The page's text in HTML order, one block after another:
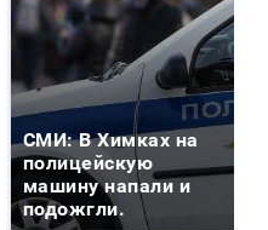
СМИ: В Химках на
полицейскую
машину напали и
подожгли.